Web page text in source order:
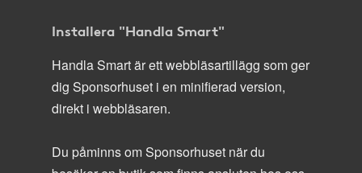
Installera "Handla Smart"
Handla Smart är ett webbläsartillägg som ger
dig Sponsorhuset i en minifierad version,
direkt i webbläsaren.
Du påminns om Sponsorhuset när du